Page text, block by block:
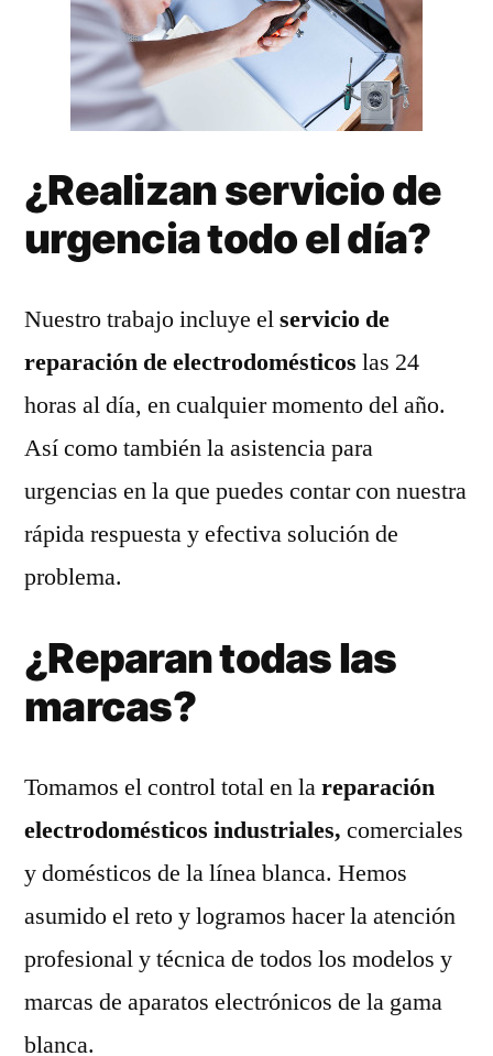
¿Realizan servicio de
urgencia todo el día?
Nuestro trabajo incluye elservicio de
reparación de electrodomésticos las 24
horas al día, en cualquier momento del año.
Así como también la asistencia para
urgencias en la que puedes contar con nuestra
rápida respuesta y efectiva solución de
problema.
¿Reparan todas las
marcas?
Tomamos el control total en lareparación
electrodomésticos industriales, comerciales
y domésticos de la línea blanca. Hemos
asumido el reto y logramos hacer la atención
profesional y técnica de todos los modelos y
marcas de aparatos electrónicos de la gama
blanca.